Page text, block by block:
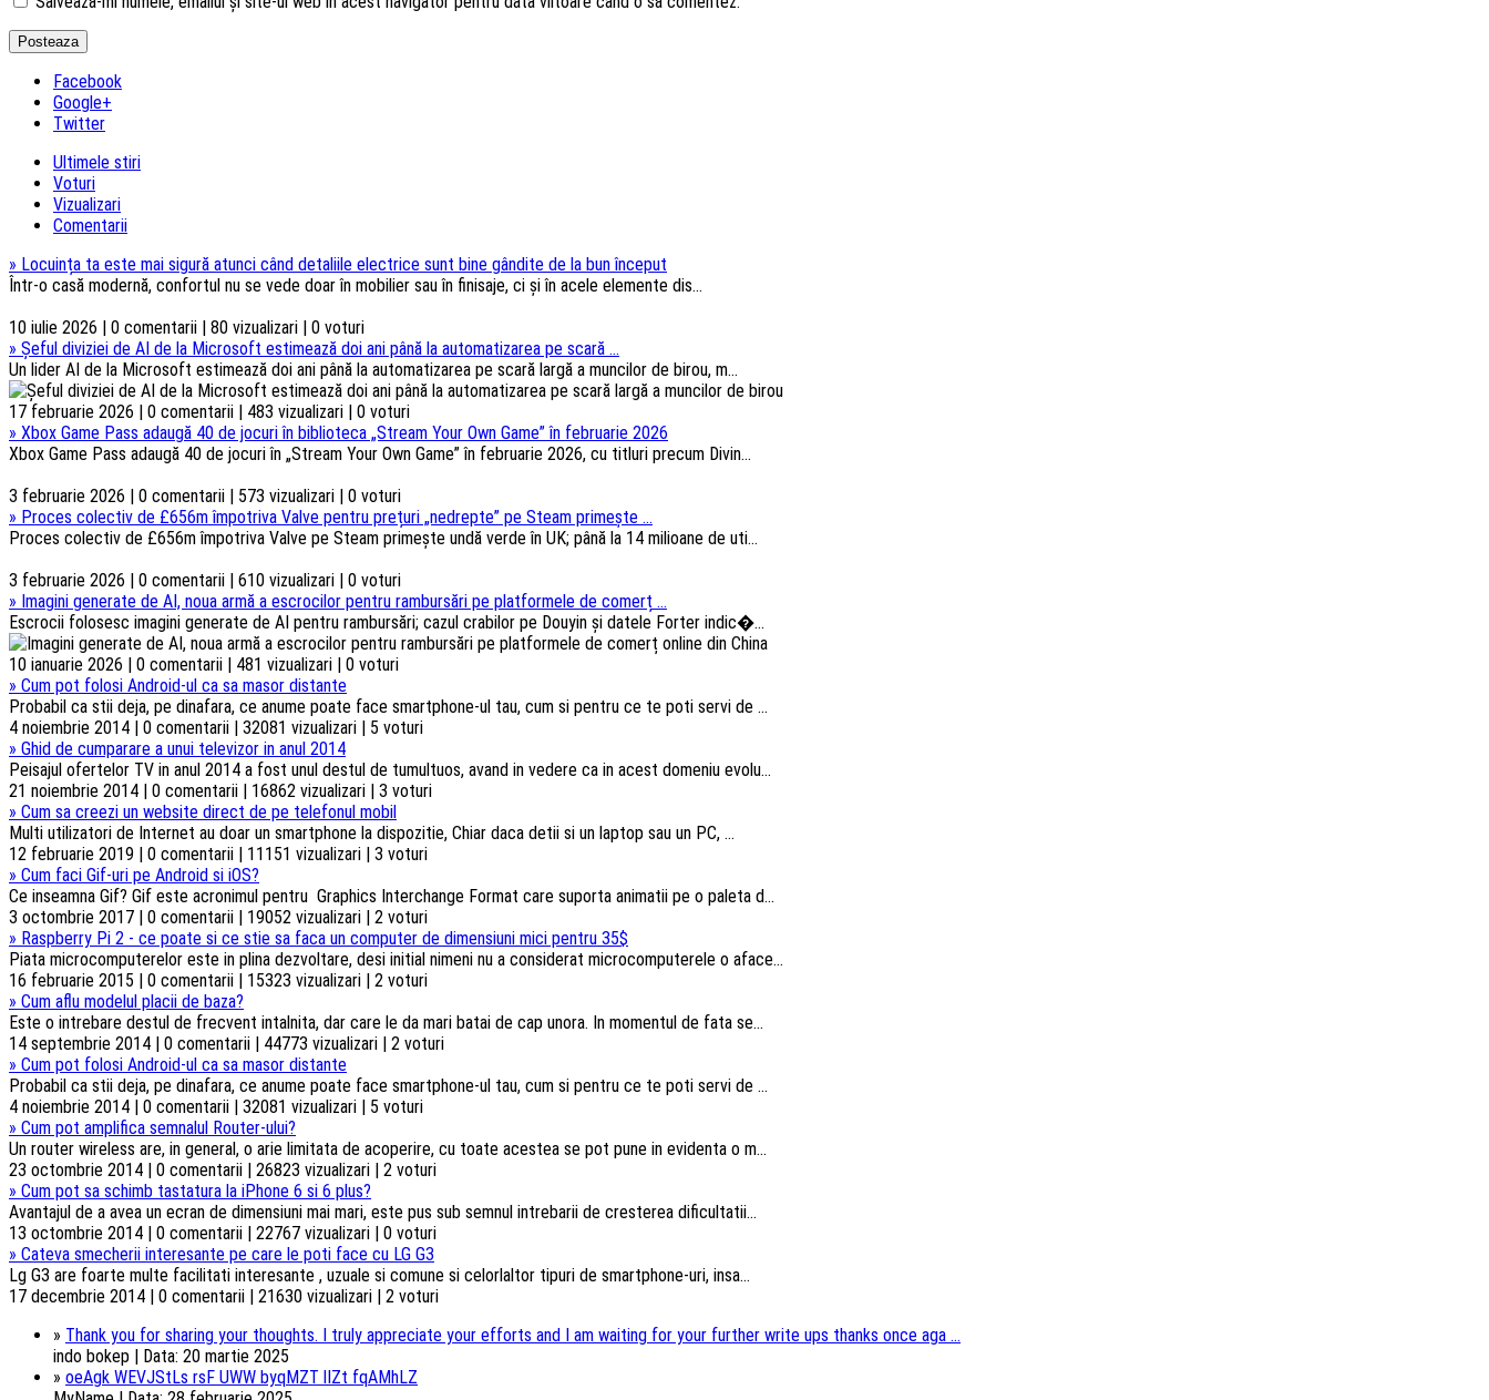
Facebook
Google+
Twitter
Ultimele stiri
Voturi
Vizualizari
Comentarii
» Locuința ta este mai sigură atunci când detaliile electrice sunt bine gândite de la bun început
Într-o casă modernă, confortul nu se vede doar în mobilier sau în finisaje, ci și în acele elemente dis...
10 iulie 2026 | 0 comentarii | 80 vizualizari | 0 voturi
» Șeful diviziei de AI de la Microsoft estimează doi ani până la automatizarea pe scară ...
Un lider AI de la Microsoft estimează doi ani până la automatizarea pe scară largă a muncilor de birou, m...
17 februarie 2026 | 0 comentarii | 483 vizualizari | 0 voturi
» Xbox Game Pass adaugă 40 de jocuri în biblioteca „Stream Your Own Game” în februarie 2026
Xbox Game Pass adaugă 40 de jocuri în „Stream Your Own Game” în februarie 2026, cu titluri precum Divin...
3 februarie 2026 | 0 comentarii | 573 vizualizari | 0 voturi
» Proces colectiv de £656m împotriva Valve pentru prețuri „nedrepte” pe Steam primește ...
Proces colectiv de £656m împotriva Valve pe Steam primește undă verde în UK; până la 14 milioane de uti...
3 februarie 2026 | 0 comentarii | 610 vizualizari | 0 voturi
» Imagini generate de AI, noua armă a escrocilor pentru rambursări pe platformele de comerț ...
Escrocii folosesc imagini generate de AI pentru rambursări; cazul crabilor pe Douyin și datele Forter indic�...
10 ianuarie 2026 | 0 comentarii | 481 vizualizari | 0 voturi
» Cum pot folosi Android-ul ca sa masor distante
Probabil ca stii deja, pe dinafara, ce anume poate face smartphone-ul tau, cum si pentru ce te poti servi de ...
4 noiembrie 2014 | 0 comentarii | 32081 vizualizari | 5 voturi
» Ghid de cumparare a unui televizor in anul 2014
Peisajul ofertelor TV in anul 2014 a fost unul destul de tumultuos, avand in vedere ca in acest domeniu evolu...
21 noiembrie 2014 | 0 comentarii | 16862 vizualizari | 3 voturi
» Cum sa creezi un website direct de pe telefonul mobil
Multi utilizatori de Internet au doar un smartphone la dispozitie, Chiar daca detii si un laptop sau un PC, ...
12 februarie 2019 | 0 comentarii | 11151 vizualizari | 3 voturi
» Cum faci Gif-uri pe Android si iOS?
Ce inseamna Gif? Gif este acronimul pentru Graphics Interchange Format care suporta animatii pe o paleta d...
3 octombrie 2017 | 0 comentarii | 19052 vizualizari | 2 voturi
» Raspberry Pi 2 - ce poate si ce stie sa faca un computer de dimensiuni mici pentru 35$
Piata microcomputerelor este in plina dezvoltare, desi initial nimeni nu a considerat microcomputerele o aface...
16 februarie 2015 | 0 comentarii | 15323 vizualizari | 2 voturi
» Cum aflu modelul placii de baza?
Este o intrebare destul de frecvent intalnita, dar care le da mari batai de cap unora. In momentul de fata se...
14 septembrie 2014 | 0 comentarii | 44773 vizualizari | 2 voturi
» Cum pot folosi Android-ul ca sa masor distante
Probabil ca stii deja, pe dinafara, ce anume poate face smartphone-ul tau, cum si pentru ce te poti servi de ...
4 noiembrie 2014 | 0 comentarii | 32081 vizualizari | 5 voturi
» Cum pot amplifica semnalul Router-ului?
Un router wireless are, in general, o arie limitata de acoperire, cu toate acestea se pot pune in evidenta o m...
23 octombrie 2014 | 0 comentarii | 26823 vizualizari | 2 voturi
» Cum pot sa schimb tastatura la iPhone 6 si 6 plus?
Avantajul de a avea un ecran de dimensiuni mai mari, este pus sub semnul intrebarii de cresterea dificultatii...
13 octombrie 2014 | 0 comentarii | 22767 vizualizari | 0 voturi
» Cateva smecherii interesante pe care le poti face cu LG G3
Lg G3 are foarte multe facilitati interesante , uzuale si comune si celorlaltor tipuri de smartphone-uri, insa...
17 decembrie 2014 | 0 comentarii | 21630 vizualizari | 2 voturi
» Thank you for sharing your thoughts. I truly appreciate your efforts and I am waiting for your further write ups thanks once aga ...
indo bokep | Data: 20 martie 2025
» oeAgk WEVJStLs rsF UWW byqMZT lIZt fqAMhLZ